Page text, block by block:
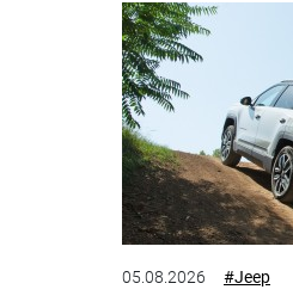
05.08.2026 #Jeep